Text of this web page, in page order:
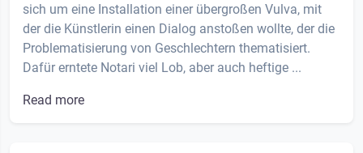
sich um eine Installation einer übergroßen Vulva, mit
der die Künstlerin einen Dialog anstoßen wollte, der die
Problematisierung von Geschlechtern thematisiert.
Dafür erntete Notari viel Lob, aber auch heftige ...
Read more